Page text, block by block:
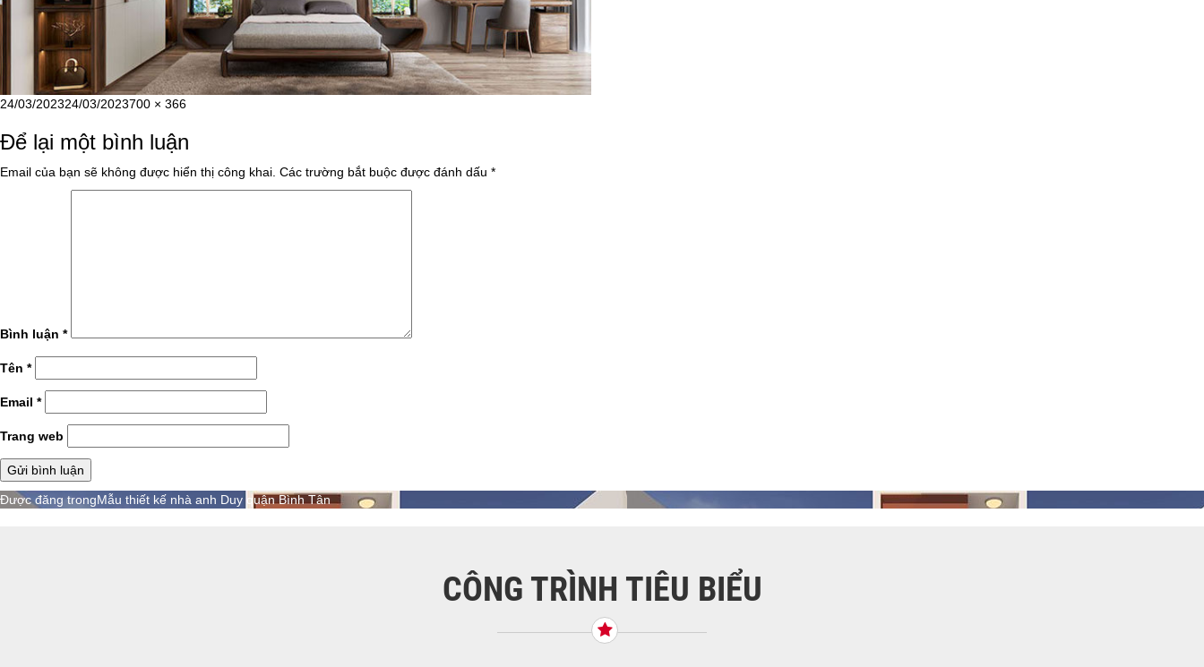
Đăng
ngày
24/03/202324/03/2023Kích
đầy
700 × 366
Để lại một bình luận
Email của bạn sẽ không được hiển thị công khai. Các trường bắt buộc được đánh dấu *
Bình luận *
Tên *
Email *
Trang web
Điều
Được đăng trongMẫu thiết kế nhà anh Duy quận Bình Tân
CÔNG TRÌNH TIÊU BIỂU